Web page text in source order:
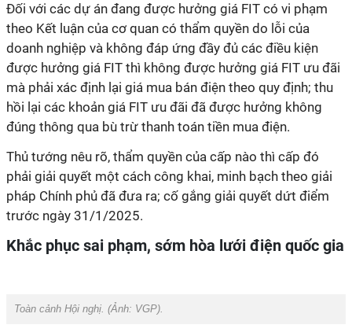
Đối với các dự án đang được hưởng giá FIT có vi phạm
theo Kết luận của cơ quan có thẩm quyền do lỗi của
doanh nghiệp và không đáp ứng đầy đủ các điều kiện
được hưởng giá FIT thì không được hưởng giá FIT ưu đãi
mà phải xác định lại giá mua bán điện theo quy định; thu
hồi lại các khoản giá FIT ưu đãi đã được hưởng không
đúng thông qua bù trừ thanh toán tiền mua điện.
Thủ tướng nêu rõ, thẩm quyền của cấp nào thì cấp đó
phải giải quyết một cách công khai, minh bạch theo giải
pháp Chính phủ đã đưa ra; cố gắng giải quyết dứt điểm
trước ngày 31/1/2025.
Khắc phục sai phạm, sớm hòa lưới điện quốc gia
Toàn cảnh Hội nghị. (Ảnh: VGP).